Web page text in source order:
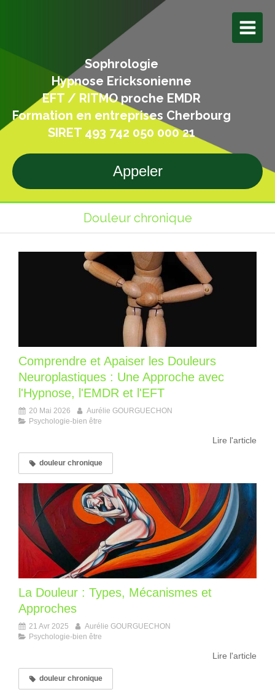
Sophrologie
Hypnose Ericksonienne
EFT / RITMO proche EMDR
Formation en entreprises Cherbourg
SIRET 493 742 050 000 21
Appeler
Douleur chronique
Comprendre et Apaiser les Douleurs
Neuroplastiques : Une Approche avec
l'Hypnose, l'EMDR et l'EFT
20 Mai 2026
Aurélie GOURGUECHON
Psychologie-bien être
Lire l'article
douleur chronique
La Douleur : Types, Mécanismes et
Approches
21 Avr 2025
Aurélie GOURGUECHON
Psychologie-bien être
Lire l'article
douleur chronique